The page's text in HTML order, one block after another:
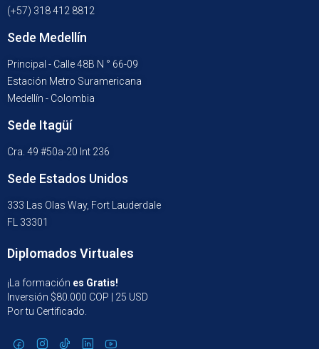
(+57) 318 412 8812
Sede Medellín
Principal - Calle 48B N ° 66-09
Estación Metro Suramericana
Medellín - Colombia
Sede Itagüí
Cra. 49 #50a-20 Int 236
Sede Estados Unidos
333 Las Olas Way, Fort Lauderdale
FL 33301
Diplomados Virtuales
¡La formación es Gratis!
Inversión $80.000 COP | 25 USD
Por tu Certificado.